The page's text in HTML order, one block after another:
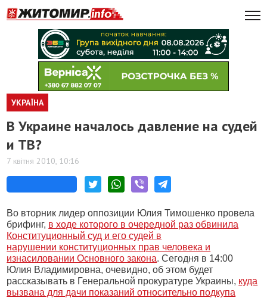
УКРАЇНА
В Украине началось давление на судей
и ТВ?
7 квітня 2010, 10:16
Во вторник лидер оппозиции Юлия Тимошенко провела
брифинг, в ходе которого в очередной раз обвинила
Конституционный суд и его судей в
нарушении конституционных прав человека и
изнасиловании Основного закона. Сегодня в 14:00
Юлия Владимировна, очевидно, об этом будет
рассказывать в Генеральной прокуратуре Украины, куда
вызвана для дачи показаний относительно подкупа